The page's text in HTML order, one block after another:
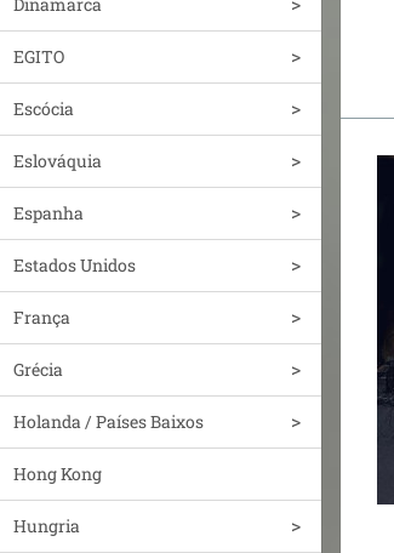
EGITO
Escócia
Eslováquia
Espanha
Estados Unidos
França
Grécia
Holanda / Países Baixos
Hong Kong
Hungria